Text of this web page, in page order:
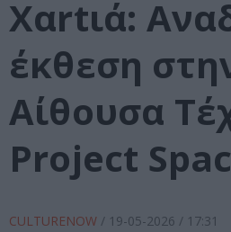
Xαrtιά:
έκθεση
Αίθουσα
Project
CULTURENOW / 19-05-2026 / 17:31